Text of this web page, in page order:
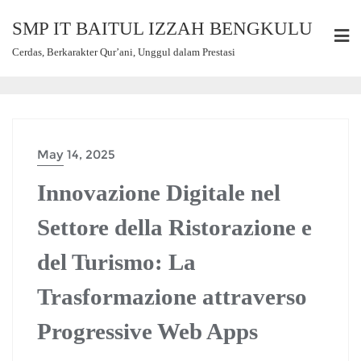
SMP IT BAITUL IZZAH BENGKULU
Cerdas, Berkarakter Qur’ani, Unggul dalam Prestasi
May 14, 2025
Innovazione Digitale nel
Settore della Ristorazione e
del Turismo: La
Trasformazione attraverso
Progressive Web Apps